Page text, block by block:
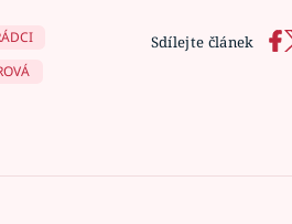
Sdílejte článek